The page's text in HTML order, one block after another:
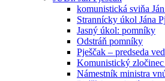
komunistická sviňa
Strannícky úkol Jána
Jasný úkol: pomníky
Odstráň pomníky
Pješčak – predseda
Komunistický
Námestník ministra